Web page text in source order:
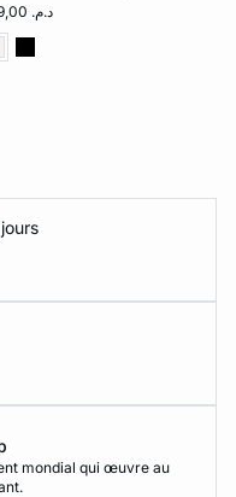
د.م. 499,00
mondial qui œuvre au